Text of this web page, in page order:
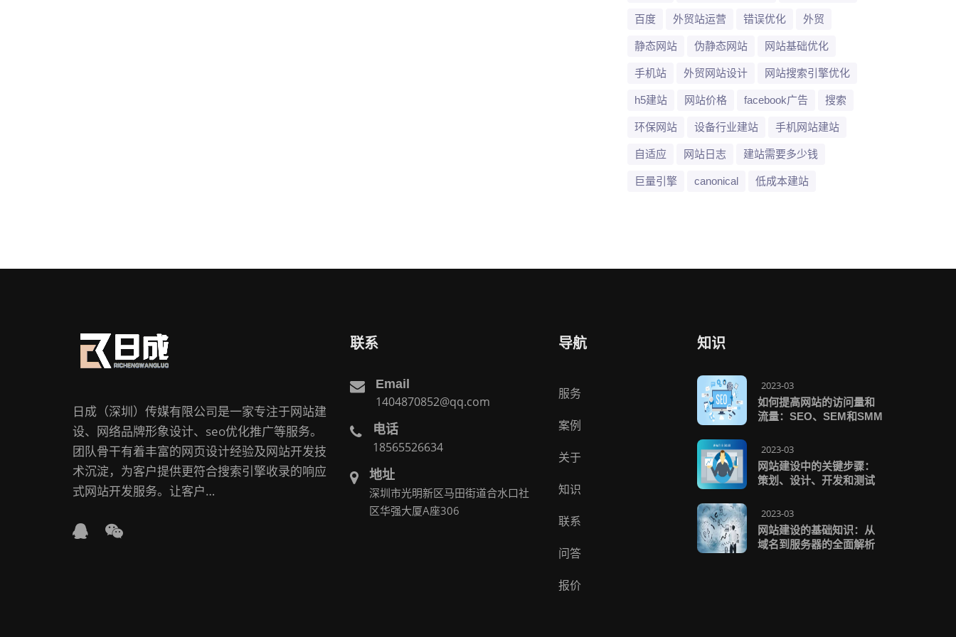
百度 外贸站运营 错误优化 外贸
静态网站 伪静态网站 网站基础优化
手机站 外贸网站设计 网站搜索引擎优化
h5建站 网站价格 facebook广告 搜索
环保网站 设备行业建站 手机网站建站
自适应 网站日志 建站需要多少钱
巨量引擎 canonical 低成本建站
日成（深圳）传媒有限公司是一家专注于网站建
设、网络品牌形象设计、seo优化推广等服务。
团队骨干有着丰富的网页设计经验及网站开发技
术沉淀，为客户提供更符合搜索引擎收录的响应
式网站开发服务。让客户…
联系
Email
1404870852@qq.com
电话
18565526634
地址
深圳市光明新区马田街道合水口社
区华强大厦A座306
导航
服务
案例
关于
知识
联系
问答
报价
知识
2023-03
如何提高网站的访问量和
流量：SEO、SEM和SMM
2023-03
网站建设中的关键步骤：
策划、设计、开发和测试
2023-03
网站建设的基础知识：从
域名到服务器的全面解析